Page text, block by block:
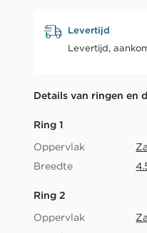
Levertijd
Levertijd,
Details van ringen en
Ring 1
Oppervlak
Breedte
Ring 2
Oppervlak